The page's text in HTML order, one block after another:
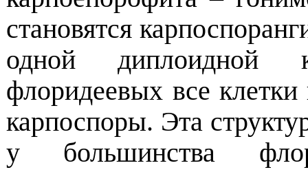
становятся
одной диплоидной
флоридеевых все
карпоспоры. Эта
у большинства